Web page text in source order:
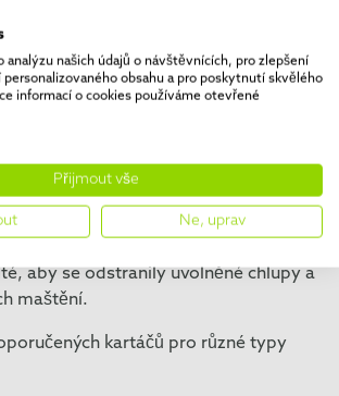
je ideální pro
kočky a
kartáče závisí především na struktuře
jako je britská krátkosrstá kočka,
dlouhou, hustou srst s velkým
aby se odstranily uvolněné chlupy a
maštění.
kartáčů pro různé typy
analýzu našich údajů o návštěvnících, pro zlepšení
personalizovaného obsahu a pro poskytnutí skvělého
informací o cookies používáme otevřené
Přijmout vše
Ne, uprav